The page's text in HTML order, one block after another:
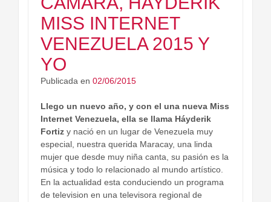
MISS INTERNET
VENEZUELA 2015 Y
YO
Publicada en 02/06/2015
Llego un nuevo año, y con el una nueva Miss
Internet Venezuela, ella se llama Háyderik
Fortiz y nació en un lugar de Venezuela muy
especial, nuestra querida Maracay, una linda
mujer que desde muy niña canta, su pasión es la
música y todo lo relacionado al mundo artístico.
En la actualidad esta conduciendo un programa
de television en una televisora regional de